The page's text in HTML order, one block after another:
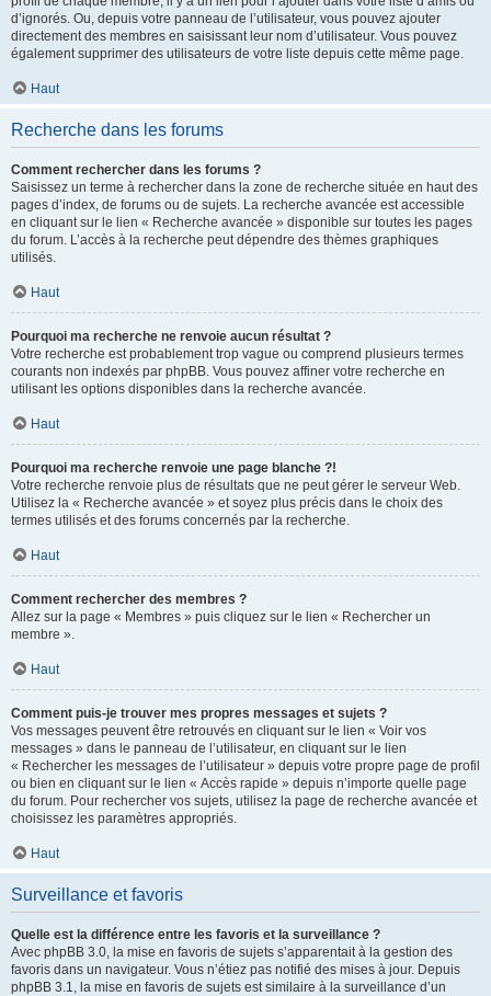
d’ignorés. Ou, depuis votre panneau de l’utilisateur, vous pouvez ajouter
directement des membres en saisissant leur nom d’utilisateur. Vous pouvez
également supprimer des utilisateurs de votre liste depuis cette même page.
Haut
Recherche dans les forums
Comment rechercher dans les forums ?
Saisissez un terme à rechercher dans la zone de recherche située en haut des
pages d’index, de forums ou de sujets. La recherche avancée est accessible
en cliquant sur le lien « Recherche avancée » disponible sur toutes les pages
du forum. L’accès à la recherche peut dépendre des thèmes graphiques
utilisés.
Haut
Pourquoi ma recherche ne renvoie aucun résultat ?
Votre recherche est probablement trop vague ou comprend plusieurs termes
courants non indexés par phpBB. Vous pouvez affiner votre recherche en
utilisant les options disponibles dans la recherche avancée.
Haut
Pourquoi ma recherche renvoie une page blanche ?!
Votre recherche renvoie plus de résultats que ne peut gérer le serveur Web.
Utilisez la « Recherche avancée » et soyez plus précis dans le choix des
termes utilisés et des forums concernés par la recherche.
Haut
Comment rechercher des membres ?
Allez sur la page « Membres » puis cliquez sur le lien « Rechercher un
membre ».
Haut
Comment puis-je trouver mes propres messages et sujets ?
Vos messages peuvent être retrouvés en cliquant sur le lien « Voir vos
messages » dans le panneau de l’utilisateur, en cliquant sur le lien
« Rechercher les messages de l’utilisateur » depuis votre propre page de profil
ou bien en cliquant sur le lien « Accès rapide » depuis n’importe quelle page
du forum. Pour rechercher vos sujets, utilisez la page de recherche avancée et
choisissez les paramètres appropriés.
Haut
Surveillance et favoris
Quelle est la différence entre les favoris et la surveillance ?
Avec phpBB 3.0, la mise en favoris de sujets s’apparentait à la gestion des
favoris dans un navigateur. Vous n’étiez pas notifié des mises à jour. Depuis
phpBB 3.1, la mise en favoris de sujets est similaire à la surveillance d’un